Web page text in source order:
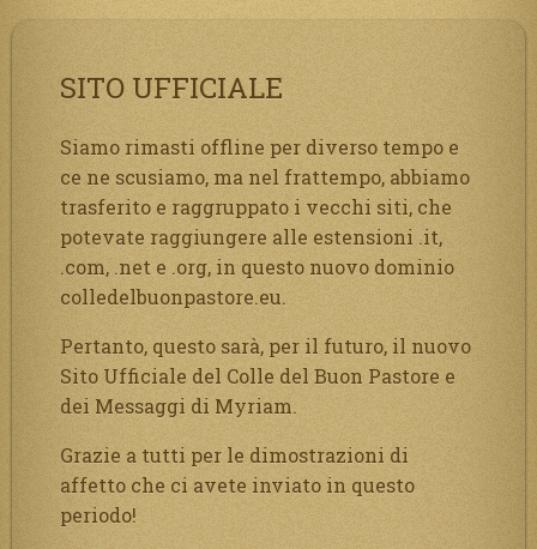
SITO UFFICIALE
Siamo rimasti offline per diverso tempo e
ce ne scusiamo, ma nel frattempo, abbiamo
trasferito e raggruppato i vecchi siti, che
potevate raggiungere alle estensioni .it,
.com, .net e .org, in questo nuovo dominio
colledelbuonpastore.eu.
Pertanto, questo sarà, per il futuro, il nuovo
Sito Ufficiale del Colle del Buon Pastore e
dei Messaggi di Myriam.
Grazie a tutti per le dimostrazioni di
affetto che ci avete inviato in questo
periodo!